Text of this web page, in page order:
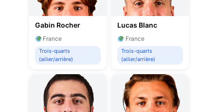
Gabin Rocher
France
Trois-quarts
(ailier/arrière)
Lucas Blanc
France
Trois-quarts
(ailier/arrière)